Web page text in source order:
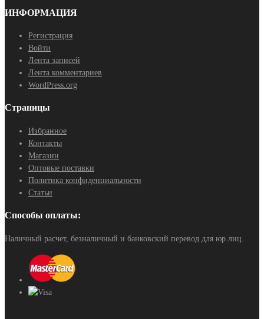
ИНФОРМАЦИЯ
Регистрация
Войти
Лента записей
Лента комментариев
WordPress.org
Страницы
Избранное
Контакты
Магазин
Оптовые поставки
Политика конфиденциальности
Статьи
Способы оплаты:
Наличный расчет, безналичный и банковский перевод для юр.лиц.